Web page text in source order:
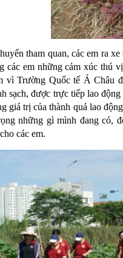
tham quan, các em ra
các em những cảm xúc thú
vì Trường Quốc tế Á Châu
sạch, được trực tiếp lao
giá trị của thành quả lao
những gì mình đang có,
các em.